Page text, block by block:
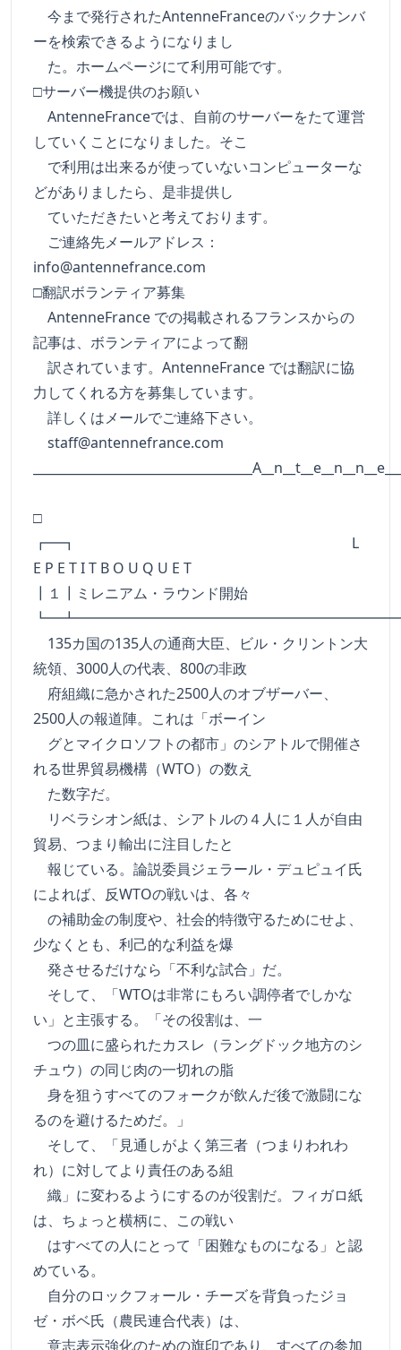
今まで発行されたAntenneFranceのバックナンバ
ーを検索できるようになりまし
た。ホームページにて利用可能です。
□サーバー機提供のお願い
AntenneFranceでは、自前のサーバーをたて運営
していくことになりました。そこ
で利用は出来るが使っていないコンピューターな
どがありましたら、是非提供し
ていただきたいと考えております。
ご連絡先メールアドレス：
info@antennefrance.com
□翻訳ボランティア募集
AntenneFrance での掲載されるフランスからの
記事は、ボランティアによって翻
訳されています。AntenneFrance では翻訳に協
力してくれる方を募集しています。
詳しくはメールでご連絡下さい。
staff@antennefrance.com
□
┏━┓ L
E P E T I T B O U Q U E T
┃１┃ミレニアム・ラウンド開始
135カ国の135人の通商大臣、ビル・クリントン大
統領、3000人の代表、800の非政
府組織に急かされた2500人のオブザーバー、
2500人の報道陣。これは「ボーイン
グとマイクロソフトの都市」のシアトルで開催さ
れる世界貿易機構（WTO）の数え
た数字だ。
リベラシオン紙は、シアトルの４人に１人が自由
貿易、つまり輸出に注目したと
報じている。論説委員ジェラール・デュピュイ氏
によれば、反WTOの戦いは、各々
の補助金の制度や、社会的特徴守るためにせよ、
少なくとも、利己的な利益を爆
発させるだけなら「不利な試合」だ。
そして、「WTOは非常にもろい調停者でしかな
い」と主張する。「その役割は、一
つの皿に盛られたカスレ（ラングドック地方のシ
チュウ）の同じ肉の一切れの脂
身を狙うすべてのフォークが飲んだ後で激闘にな
るのを避けるためだ。」
そして、「見通しがよく第三者（つまりわれわ
れ）に対してより責任のある組
織」に変わるようにするのが役割だ。フィガロ紙
は、ちょっと横柄に、この戦い
はすべての人にとって「困難なものになる」と認
めている。
自分のロックフォール・チーズを背負ったジョ
ゼ・ボベ氏（農民連合代表）は、
意志表示強化のための旗印であり、すべての参加